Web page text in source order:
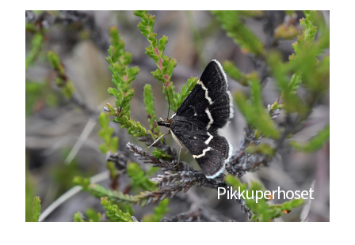
Pikkuperhoset